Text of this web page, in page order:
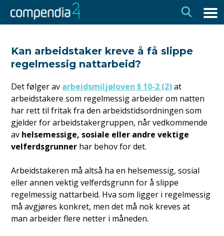
Kan arbeidstaker kreve å få slippe
regelmessig nattarbeid?
Det følger av arbeidsmiljøloven § 10-2 (2)at
arbeidstakere som regelmessig arbeider om natten
har rett til fritak fra den arbeidstidsordningen som
gjelder for arbeidstakergruppen, når vedkommende
av helsemessige, sosiale eller andre vektige
velferdsgrunner har behov for det.
Arbeidstakeren må altså ha en helsemessig, sosial
eller annen vektig velferdsgrunn for å slippe
regelmessig nattarbeid. Hva som ligger i regelmessig
må avgjøres konkret, men det må nok kreves at
man arbeider flere netter i måneden.